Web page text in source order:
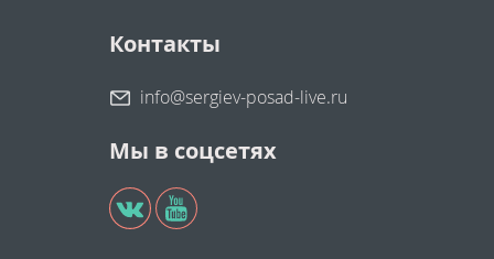
Контакты
info@sergiev-posad-live.ru
Мы в соцсетях